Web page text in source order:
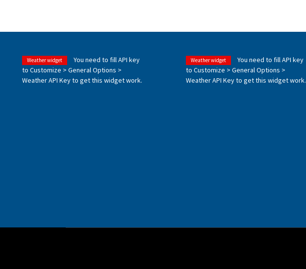
Weather widget
You need to fill API key
to Customize > General Options >
Weather API Key to get this widget work.
Weather widget
You need to fill API key
to Customize > General Options >
Weather API Key to get this widget work.